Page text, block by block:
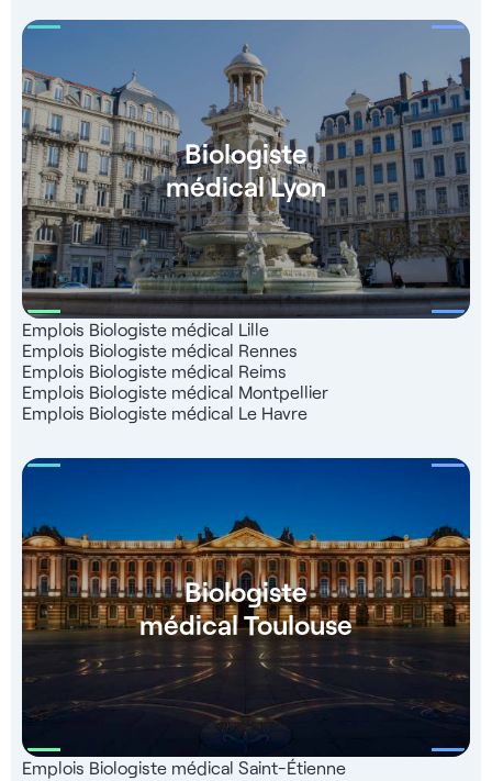
Biologiste
médical Lyon
Emplois Biologiste médical Lille
Emplois Biologiste médical Rennes
Emplois Biologiste médical Reims
Emplois Biologiste médical Montpellier
Emplois Biologiste médical Le Havre
Biologiste
médical Toulouse
Emplois Biologiste médical Saint-Étienne